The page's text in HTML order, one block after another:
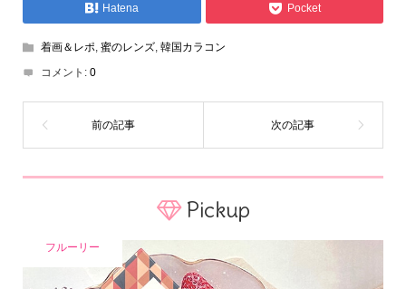
Hatena Pocket
着画＆レポ 蜜のレンズ, 韓国カラコン
コメント: 0
Pickup
フルーリー